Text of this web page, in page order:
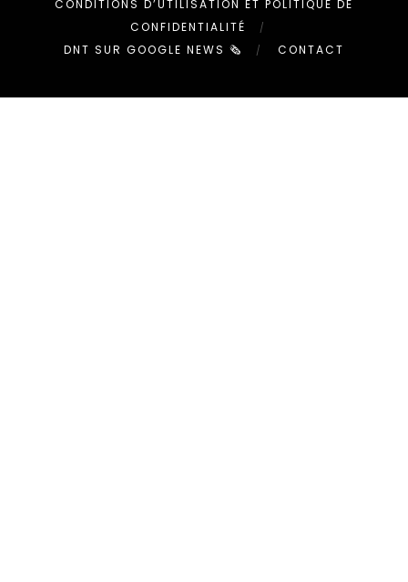
CONDITIONS D’UTILISATION ET POLITIQUE DE
CONFIDENTIALITÉ
DNT SUR GOOGLE NEWS 🗞
CONTACT